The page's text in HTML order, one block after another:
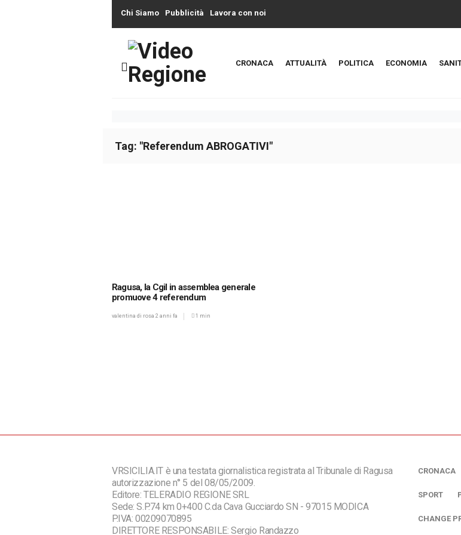
Chi Siamo Pubblicità Lavora con noi
CRONACA ATTUALITÀ POLITICA ECONOMIA
Tag: "Referendum ABROGATIVI"
Ragusa, la Cgil in assemblea generale
promuove 4 referendum
valentina di rosa 2 anni fa 1 min
VRSICILIA.IT è una testata giornalistica registrata al Tribunale di Ragusa
autorizzazione n° 5 del 08/05/2009.
Editore: TELERADIO REGIONE SRL
Sede: S.P.74 km 0+400 C.da Cava Gucciardo SN - 97015 MODICA
P.IVA: 00209070895
DIRETTORE RESPONSABILE: Sergio Randazzo
CRONACA
SPORT
CHANGE